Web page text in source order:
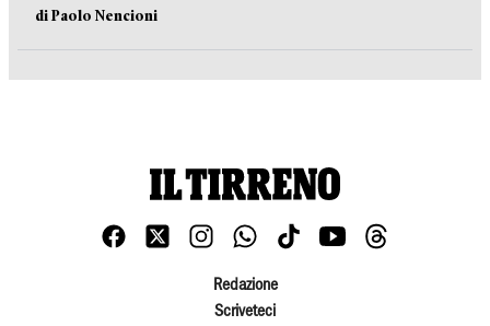
di Paolo Nencioni
Redazione
Scriveteci